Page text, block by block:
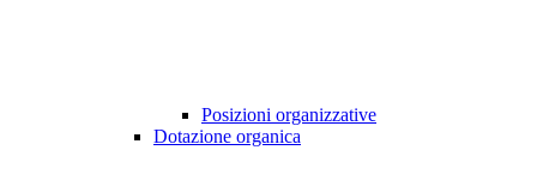
Posizioni organizzative
Dotazione organica